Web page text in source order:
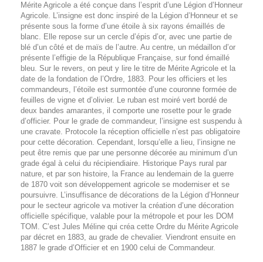
Mérite Agricole a été conçue dans l’esprit d’une Légion d’Honneur
Agricole. L’insigne est donc inspiré de la Légion d’Honneur et se
présente sous la forme d’une étoile à six rayons émaillés de
blanc. Elle repose sur un cercle d’épis d’or, avec une partie de
blé d’un côté et de maïs de l’autre. Au centre, un médaillon d’or
présente l’effigie de la République Française, sur fond émaillé
bleu. Sur le revers, on peut y lire le titre de Mérite Agricole et la
date de la fondation de l’Ordre, 1883. Pour les officiers et les
commandeurs, l’étoile est surmontée d’une couronne formée de
feuilles de vigne et d’olivier. Le ruban est moiré vert bordé de
deux bandes amarantes, il comporte une rosette pour le grade
d’officier. Pour le grade de commandeur, l’insigne est suspendu à
une cravate. Protocole la réception officielle n’est pas obligatoire
pour cette décoration. Cependant, lorsqu’elle a lieu, l’insigne ne
peut être remis que par une personne décorée au minimum d’un
grade égal à celui du récipiendiaire. Historique Pays rural par
nature, et par son histoire, la France au lendemain de la guerre
de 1870 voit son développement agricole se moderniser et se
poursuivre. L’insuffisance de décorations de la Légion d’Honneur
pour le secteur agricole va motiver la création d’une décoration
officielle spécifique, valable pour la métropole et pour les DOM
TOM. C’est Jules Méline qui créa cette Ordre du Mérite Agricole
par décret en 1883, au grade de chevalier. Viendront ensuite en
1887 le grade d’Officier et en 1900 celui de Commandeur.